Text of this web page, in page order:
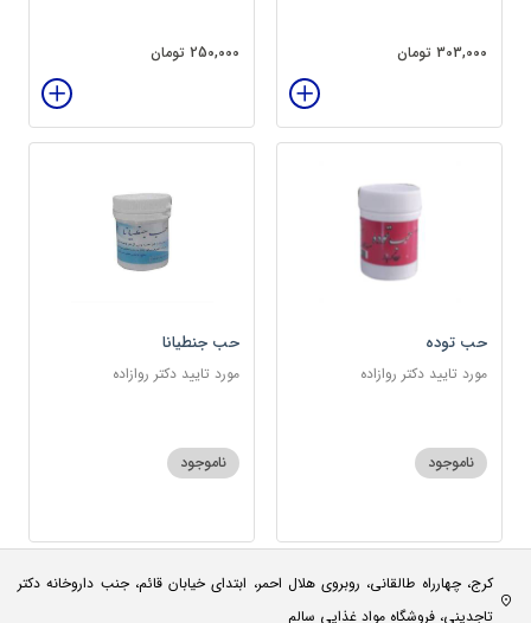
303,000 تومان 250,000 تومان
حب توده
مورد تایید دکتر روازاده
ناموجود
حب جنطیانا
مورد تایید دکتر روازاده
ناموجود
کرج، چهارراه طالقانی، روبروی هلال احمر، ابتدای خیابان قائم، جنب داروخانه دکتر
تاجدینی، فروشگاه مواد غذایی سالم